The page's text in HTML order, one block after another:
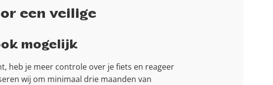
een veilige
mogelijk
heb je meer controle over je fiets en reageer
wij om minimaal drie maanden van